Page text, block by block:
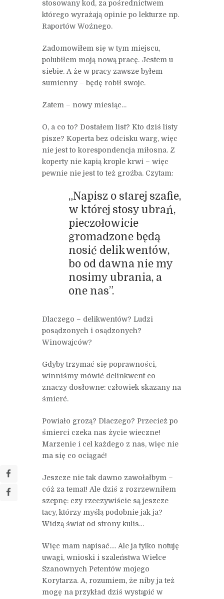
stosowany kod, za pośrednictwem
którego wyrażają opinie po lekturze np.
Raportów Woźnego.
Zadomowiłem się w tym miejscu,
polubiłem moją nową pracę. Jestem u
siebie. A że w pracy zawsze byłem
sumienny – będę robił swoje.
Zatem – nowy miesiąc…
O, a co to? Dostałem list? Kto dziś listy
pisze? Koperta bez odcisku warg, więc
nie jest to korespondencja miłosna. Z
koperty nie kapią krople krwi – więc
pewnie nie jest to też groźba. Czytam:
„Napisz o starej szafie,
w której stosy ubrań,
pieczołowicie
gromadzone będą
nosić delikwentów,
bo od dawna nie my
nosimy ubrania, a
one nas”.
Dlaczego – delikwentów? Ludzi
posądzonych i osądzonych?
Winowajców?
Gdyby trzymać się poprawności,
winniśmy mówić delinkwent co
znaczy dosłowne: człowiek skazany na
śmierć.
Powiało grozą? Dlaczego? Przecież po
śmierci czeka nas życie wieczne!
Marzenie i cel każdego z nas, więc nie
ma się co ociągać!
Jeszcze nie tak dawno zawołałbym –
cóż za temat! Ale dziś z rozrzewniłem
szepnę: czy rzeczywiście są jeszcze
tacy, którzy myślą podobnie jak ja?
Widzą świat od strony kulis…
Więc mam napisać…. Ale ja tylko notuję
uwagi, wnioski i szaleństwa Wielce
Szanownych Petentów mojego
Korytarza. A, rozumiem, że niby ja też
mogę na przykład dziś wystąpić w